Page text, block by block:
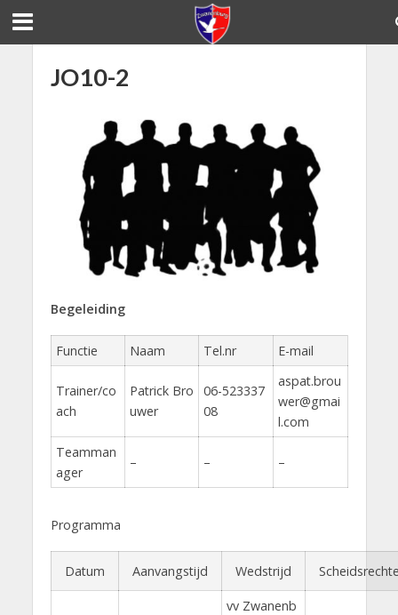
JO10-2
Begeleiding
Functie Naam Tel.nr E-mail
Trainer/co
ach
Patrick Bro
uwer
06-523337
08
aspat.brou
wer@gmai
l.com
Teamman
ager
– – –
Programma
Datum Aanvangstijd Wedstrijd
vv Zwanenb